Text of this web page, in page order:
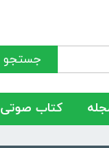
جستجو
کتاب صوتی